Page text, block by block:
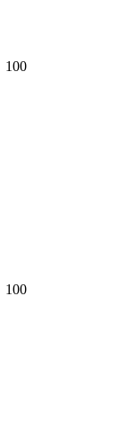
100
100